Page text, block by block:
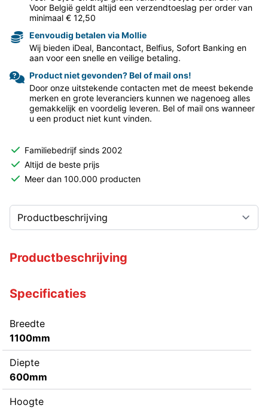
Voor België geldt altijd een verzendtoeslag per order van
minimaal € 12,50
Eenvoudig betalen via Mollie
Wij bieden iDeal, Bancontact, Belfius, Sofort Banking en
aan voor een snelle en veilige betaling.
Product niet gevonden? Bel of mail ons!
Door onze uitstekende contacten met de meest bekende
merken en grote leveranciers kunnen we nagenoeg alles
gemakkelijk en voordelig leveren. Bel of mail ons wanneer
u een product niet kunt vinden.
Familiebedrijf sinds 2002
Altijd de beste prijs
Meer dan 100.000 producten
Productbeschrijving
Specificaties
Breedte
1100mm
Diepte
600mm
Hoogte